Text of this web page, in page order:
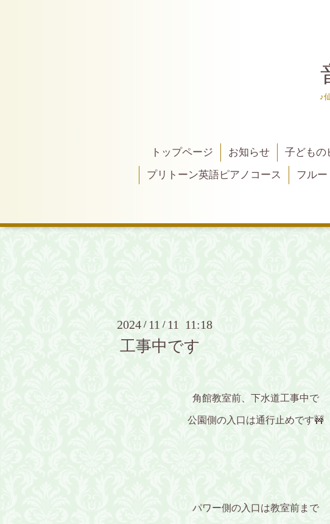
♪
トップページ お知らせ 子どもの
プリトーン英語ピアノコース
フルー
2024 / 11 / 11 11:18
工事中です
角館教室前、下水道工事中で
公園側の入口は通行止めです🚧
パワー側の入口は教室前まで